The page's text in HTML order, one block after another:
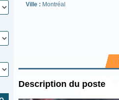
Ville : Montréal
Description du poste